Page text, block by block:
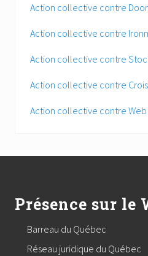
Action collective contre
Action collective contre
Action collective contre
Action collective contre
Action collective contre Web
Présence sur le
Barreau du Québec
Réseau juridique du Québec